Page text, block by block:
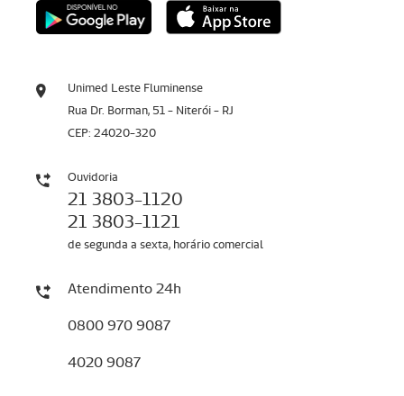
Unimed Leste Fluminense
Rua Dr. Borman, 51 - Niterói - RJ
CEP: 24020-320
Ouvidoria
21 3803-1120
21 3803-1121
de segunda a sexta, horário comercial
Atendimento 24h
0800 970 9087
4020 9087